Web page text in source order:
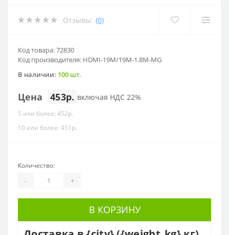
Отзывы: (0)
Код товара: 72830
Код производителя: HDMI-19M/19M-1.8M-MG
В наличии: 100 шт.
Цена 453р. включая НДС 22%
5 или более: 452р.
10 или более: 451р.
Количество:
- +
В КОРЗИНУ